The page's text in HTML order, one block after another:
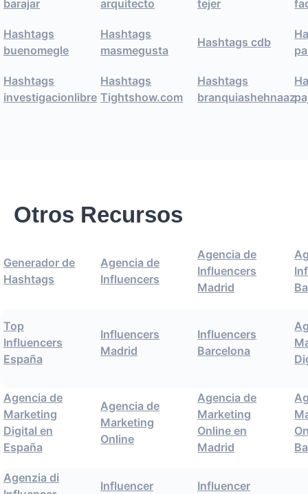
barajar
arquitecto
tejer
Hashtags
buenomegle
Hashtags
masmegusta
Hashtags cdb
Hashtags
investigacionlibre
Hashtags
Tightshow.com
Hashtags
branquiashehnaaz
Otros Recursos
Generador de
Hashtags
Agencia de
Influencers
Agencia de
Influencers
Madrid
Top
Influencers
España
Influencers
Madrid
Influencers
Barcelona
Agencia de
Marketing
Digital en
España
Agencia de
Marketing
Online
Agencia de
Marketing
Online en
Madrid
Agenzia di
Influencer Influencer